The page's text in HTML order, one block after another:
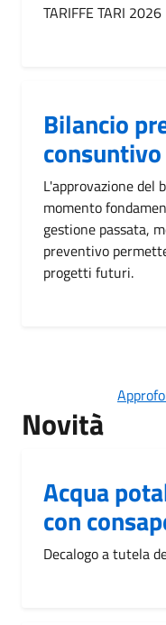
TARIFFE TARI 2026
Bilancio
consuntivo
L'approvazione del
momento
gestione passata,
preventivo
progetti futuri.
Novità
Acqua
con
Decalogo a tutela